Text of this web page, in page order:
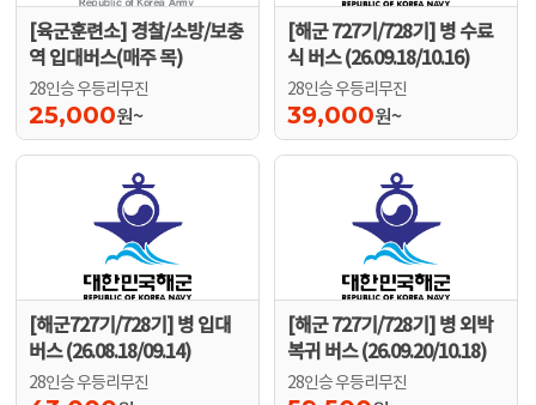
[육군훈련소] 경찰/소방/보충
역 입대버스(매주 목)
28인승 우등리무진
25,000원~
[해군 727기/728기] 병 수료
식 버스 (26.09.18/10.16)
28인승 우등리무진
39,000원~
[해군727기/728기] 병 입대
버스 (26.08.18/09.14)
28인승 우등리무진
[해군 727기/728기] 병 외박
복귀 버스 (26.09.20/10.18)
28인승 우등리무진